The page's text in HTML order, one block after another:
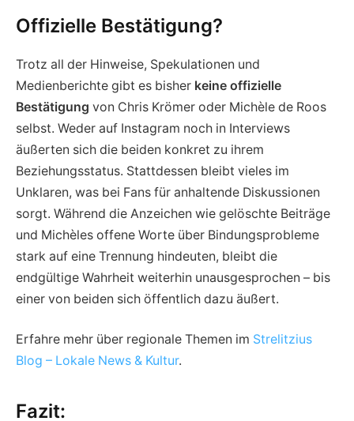
Offizielle Bestätigung?
Trotz all der Hinweise, Spekulationen und
Medienberichte gibt es bisher keine offizielle
Bestätigung von Chris Krömer oder Michèle de Roos
selbst. Weder auf Instagram noch in Interviews
äußerten sich die beiden konkret zu ihrem
Beziehungsstatus. Stattdessen bleibt vieles im
Unklaren, was bei Fans für anhaltende Diskussionen
sorgt. Während die Anzeichen wie gelöschte Beiträge
und Michèles offene Worte über Bindungsprobleme
stark auf eine Trennung hindeuten, bleibt die
endgültige Wahrheit weiterhin unausgesprochen – bis
einer von beiden sich öffentlich dazu äußert.
Erfahre mehr über regionale Themen im Strelitzius
Blog – Lokale News & Kultur.
Fazit: